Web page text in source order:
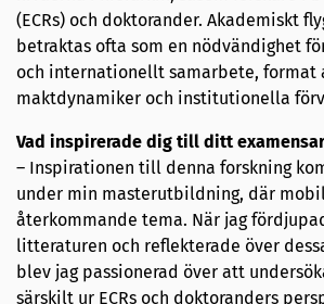
(ECRs) och doktorander. Akademiskt
betraktas ofta som en nödvändighet
och internationellt samarbete, format
maktdynamiker och institutionella
Vad inspirerade dig till ditt
– Inspirationen till denna forskning
under min masterutbildning, där
återkommande tema. När jag
litteraturen och reflekterade över
blev jag passionerad över att
särskilt ur ECRs och doktoranders